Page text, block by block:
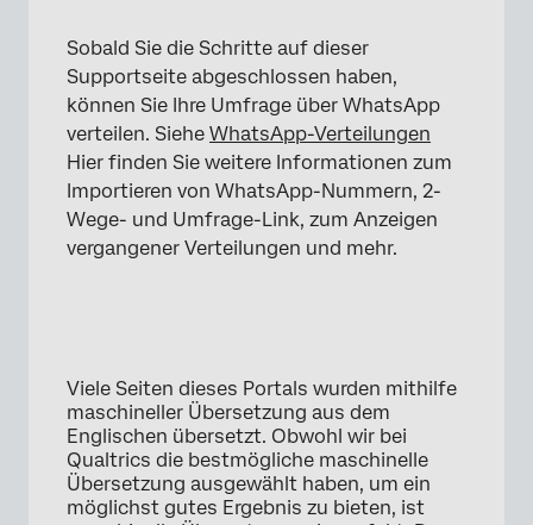
Sobald Sie die Schritte auf dieser
Supportseite abgeschlossen haben,
können Sie Ihre Umfrage über WhatsApp
verteilen. Siehe WhatsApp-Verteilungen
Hier finden Sie weitere Informationen zum
Importieren von WhatsApp-Nummern, 2-
Wege- und Umfrage-Link, zum Anzeigen
vergangener Verteilungen und mehr.
Viele Seiten dieses Portals wurden mithilfe
maschineller Übersetzung aus dem
Englischen übersetzt. Obwohl wir bei
Qualtrics die bestmögliche maschinelle
Übersetzung ausgewählt haben, um ein
möglichst gutes Ergebnis zu bieten, ist